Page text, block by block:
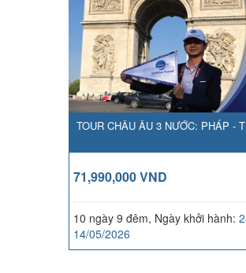
TOUR CHÂU ÂU 3 NƯỚC: PHÁP -
71,990,000 VND
10 ngày 9 đêm, Ngày khởi hành:
14/05/2026